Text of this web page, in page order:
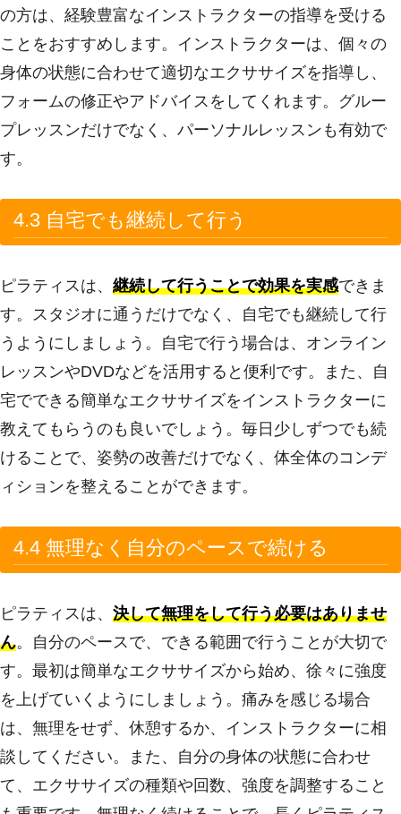
の方は、経験豊富なインストラクターの指導を受ける
ことをおすすめします。インストラクターは、個々の
身体の状態に合わせて適切なエクササイズを指導し、
フォームの修正やアドバイスをしてくれます。グルー
プレッスンだけでなく、パーソナルレッスンも有効で
す。
4.3 自宅でも継続して行う
ピラティスは、 継続して行うことで効果を実感できま
す。スタジオに通うだけでなく、自宅でも継続して行
うようにしましょう。自宅で行う場合は、オンライン
レッスンやDVDなどを活用すると便利です。また、自
宅でできる簡単なエクササイズをインストラクターに
教えてもらうのも良いでしょう。毎日少しずつでも続
けることで、姿勢の改善だけでなく、体全体のコンデ
ィションを整えることができます。
4.4 無理なく自分のペースで続ける
ピラティスは、 決して無理をして行う必要はありませ
ん。自分のペースで、できる範囲で行うことが大切で
す。最初は簡単なエクササイズから始め、徐々に強度
を上げていくようにしましょう。痛みを感じる場合
は、無理をせず、休憩するか、インストラクターに相
談してください。また、自分の身体の状態に合わせ
て、エクササイズの種類や回数、強度を調整すること